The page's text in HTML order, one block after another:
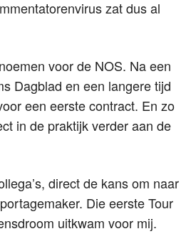
zat dus al
voor de NOS. Na een
Dagblad en een langere tijd
een eerste contract. En zo
in de praktijk verder aan de
direct de kans om naar
Die eerste Tour
uitkwam voor mij.